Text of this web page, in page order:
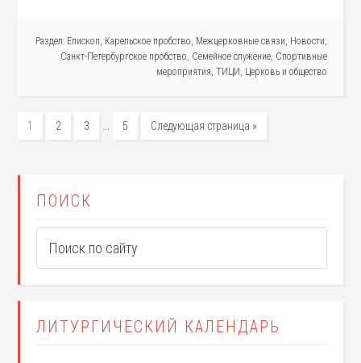
Раздел: Епископ, Карельское пробство, Межцерковные связи, Новости,
Санкт-Петербургское пробство, Семейное служение, Спортивные
мероприятия, ТИЦИ , Церковь и общество
1 2 3 … 5 Следующая страница »
ПОИСК
ЛИТУРГИЧЕСКИЙ КАЛЕНДАРЬ